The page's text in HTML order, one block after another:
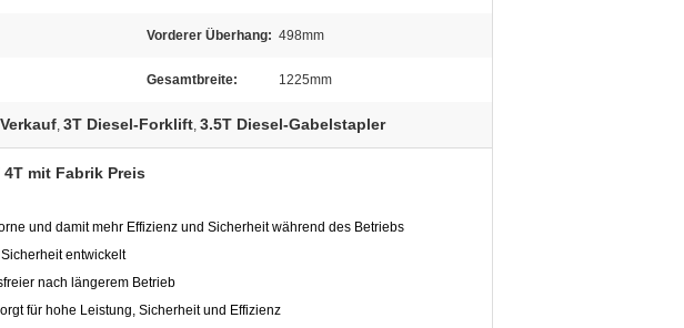
Vorderer Überhang: 498mm
Gesamtbreite: 1225mm
, 3T Diesel-Forklift, 3.5T Diesel-Gabelstapler
mit Fabrik Preis
und damit mehr Effizienz und Sicherheit während des Betriebs
entwickelt
nach längerem Betrieb
für hohe Leistung, Sicherheit und Effizienz